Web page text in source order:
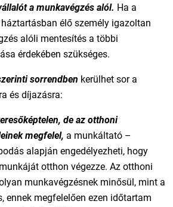
a munkavégzés alól. Ha a
élő személy igazoltan
alóli mentesítés a többi
érdekében szükséges.
sorrendben kerülhet sor a
és díjazásra:
de az otthoni
megfelel, a munkáltató –
alapján engedélyezheti, hogy
otthon végezze. Az otthoni
munkavégzésnek minősül, mint a
ennek megfelelően ezen időtartam